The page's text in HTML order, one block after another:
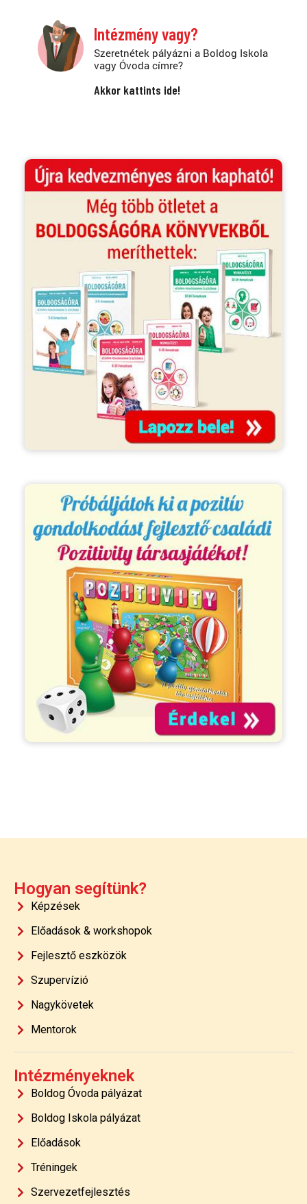
Intézmény vagy?
Szeretnétek pályázni a Boldog Iskola
vagy Óvoda címre?
Akkor kattints ide!
Hogyan segítünk?
Képzések
Előadások & workshopok
Fejlesztő eszközök
Szupervízió
Nagykövetek
Mentorok
Intézményeknek
Boldog Óvoda pályázat
Boldog Iskola pályázat
Előadások
Tréningek
Szervezetfejlesztés